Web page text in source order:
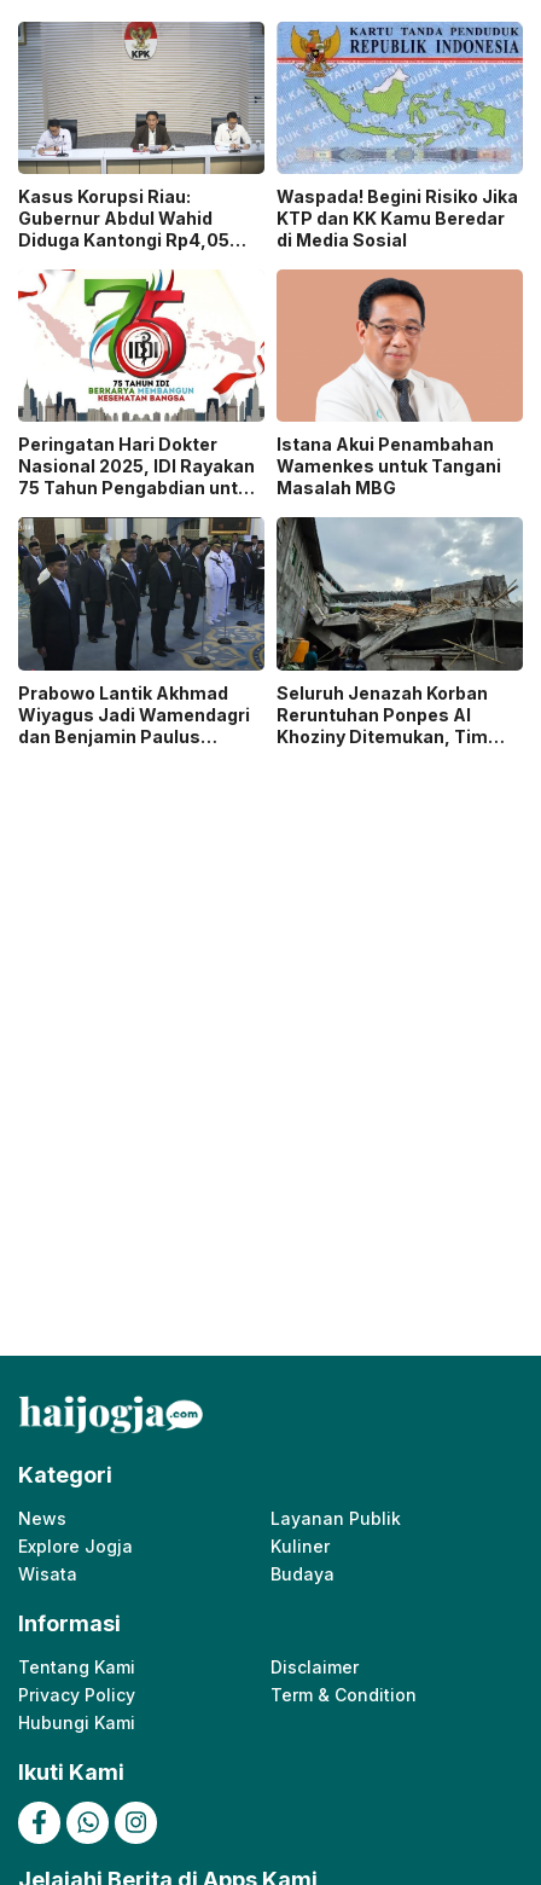
Kasus Korupsi Riau:
Gubernur Abdul Wahid
Diduga Kantongi Rp4,05
Waspada! Begini Risiko Jika
KTP dan KK Kamu Beredar
di Media Sosial
Peringatan Hari Dokter
Nasional 2025, IDI Rayakan
75 Tahun Pengabdian untuk
Istana Akui Penambahan
Wamenkes untuk Tangani
Masalah MBG
Prabowo Lantik Akhmad
Wiyagus Jadi Wamendagri
dan Benjamin Paulus
Seluruh Jenazah Korban
Reruntuhan Ponpes Al
Khoziny Ditemukan, Tim
Kategori
News
Layanan Publik
Explore Jogja
Kuliner
Wisata
Budaya
Informasi
Tentang Kami
Disclaimer
Privacy Policy
Term & Condition
Hubungi Kami
Ikuti Kami
Jelajahi Berita di Apps Kami